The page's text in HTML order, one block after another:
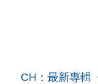
CH：最新專輯